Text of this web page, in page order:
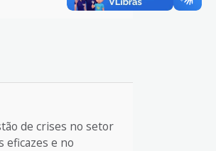
de crises no setor
eficazes e no